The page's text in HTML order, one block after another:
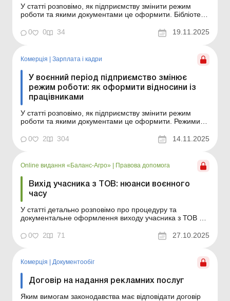
У статті розповімо, як підприємству змінити режим
роботи та якими документами це оформити. Бібліотека
час воєнного стану багато підприємств установлюють
персоналу режим неповного робочого дня. Такий крок
0 0 34 19.11.2025
Комерція | Зарплата і кадри
У воєнний період підприємство змінює
режим роботи: як оформити відносини із
працівниками
У статті розповімо, як підприємству змінити режим
роботи та якими документами це оформити. Режими
Режими роботи та робочого часу Режими роботи та
робочого часу на підприємстві Під час воєнного стану
0 2 304 14.11.2025
Online видання «Баланс-Агро» Правова допомога
Вихід учасника з ТОВ: нюанси воєнного
часу
У статті детально розповімо про процедуру та
документальне оформлення виходу учасника з ТОВ під
жовтня 2025 року У статті розглянемо нинішній порядок
виходу учасників із ТОВ на прикладі двох поширених
0 2 71 27.10.2025
Комерція Документообiг
Договір на надання рекламних послуг
Яким вимогам законодавства має відповідати договір